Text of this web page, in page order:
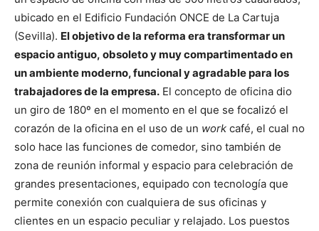
ubicado en el Edificio Fundación ONCE de La Cartuja
(Sevilla). El objetivo de la reforma era transformar un
espacio antiguo, obsoleto y muy compartimentado en
un ambiente moderno, funcional y agradable para los
trabajadores de la empresa. El concepto de oficina dio
un giro de 180º en el momento en el que se focalizó el
corazón de la oficina en el uso de un work café, el cual no
solo hace las funciones de comedor, sino también de
zona de reunión informal y espacio para celebración de
grandes presentaciones, equipado con tecnología que
permite conexión con cualquiera de sus oficinas y
clientes en un espacio peculiar y relajado. Los puestos